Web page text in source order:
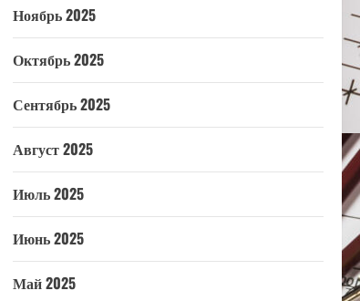
Ноябрь 2025
Октябрь 2025
Сентябрь 2025
Август 2025
Июль 2025
Июнь 2025
Май 2025